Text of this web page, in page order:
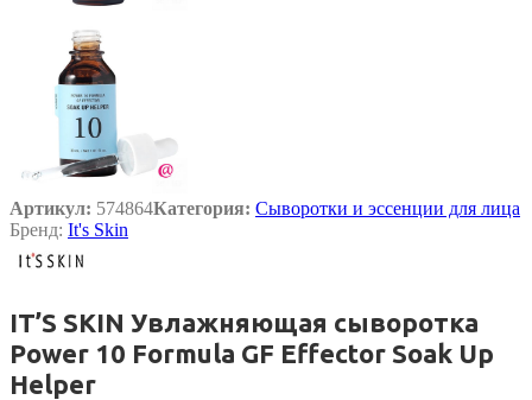
Артикул: 574864Категория: Сыворотки и эссенции для лица
Бренд: It's Skin
IT’S SKIN Увлажняющая сыворотка
Power 10 Formula GF Effector Soak Up
Helper